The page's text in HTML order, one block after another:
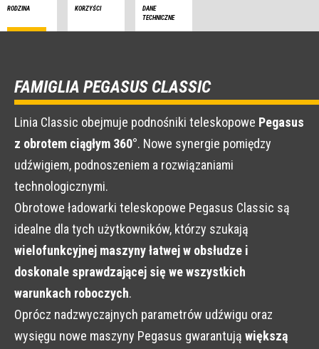
RODZINA KORZYŚCI
DANE
TECHNICZNE
FAMIGLIA PEGASUS CLASSIC
Linia Classic obejmuje podnośniki teleskopowe Pegasus
z obrotem ciągłym 360°. Nowe synergie pomiędzy
udźwigiem, podnoszeniem a rozwiązaniami
technologicznymi.
Obrotowe ładowarki teleskopowe Pegasus Classic są
idealne dla tych użytkowników, którzy szukają
wielofunkcyjnej maszyny łatwej w obsłudze i
doskonale sprawdzającej się we wszystkich
warunkach roboczych.
Oprócz nadzwyczajnych parametrów udźwigu oraz
wysięgu nowe maszyny Pegasus gwarantują większą